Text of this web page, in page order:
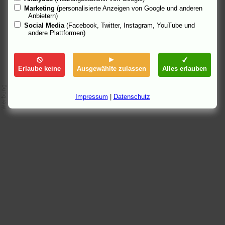
10.7.05 03:54
Marketing (personalisierte Anzeigen von Google und anderen
Anbietern)
Social Media (Facebook, Twitter, Instagram, YouTube und
andere Plattformen)
Erlaube keine Ausgewählte zulassen Alles erlauben
Impressum Datenschutz